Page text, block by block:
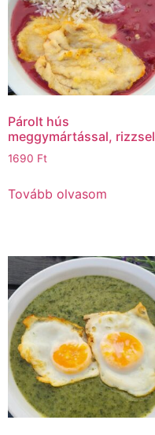
Párolt hús
meggymártással, rizzsel
1690 Ft
Tovább olvasom